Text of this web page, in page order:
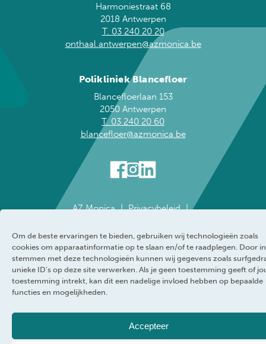
Om de beste ervaringen te bieden, gebruiken wij technologieën zoals
cookies om apparaatinformatie op te slaan en/of te raadplegen. Door
stemmen met deze technologieën kunnen wij gegevens zoals
unieke ID's op deze site verwerken. Als je geen toestemming geeft of
toestemming intrekt, kan dit een nadelige invloed hebben op bepaalde
functies en mogelijkheden.
Accepteer
Harmoniestraat 68
2018 Antwerpen
T. 03 240 20 20
onthaal.antwerpen@azmonica.be
Polikliniek Blancefloer
Blancefloerlaan 153
2050 Antwerpen
T. 03 240 20 60
blancefloer@azmonica.be
AZ Monica
Privacybeleid
Klokkenluider
Toegankelijkheidsverklaring
WEBRAND